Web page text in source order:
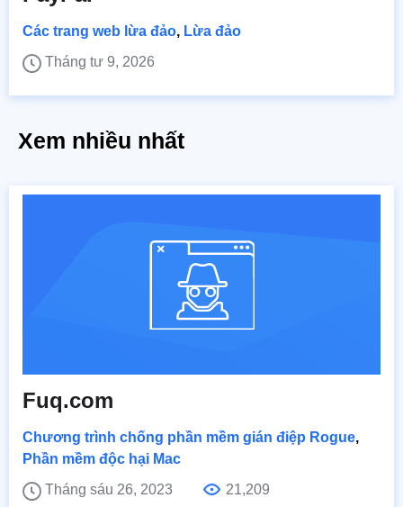
Các trang web lừa đảo, Lừa đảo
Tháng tư 9, 2026
Xem nhiều nhất
Fuq.com
Chương trình chống phần mềm gián điệp Rogue,
Phần mềm độc hại Mac
Tháng sáu 26, 2023
21,209